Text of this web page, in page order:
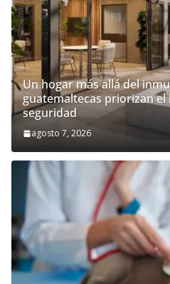
Un hogar más allá del
guatemaltecas priorizan el
seguridad
agosto 7, 2026